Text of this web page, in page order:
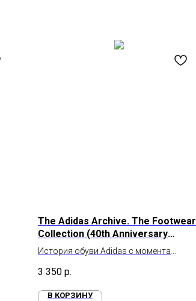
The Adidas Archive. The Footwear
Collection (40th Anniversary
Edition)
История обуви Adidas с момента
3 350 р.
В КОРЗИНУ